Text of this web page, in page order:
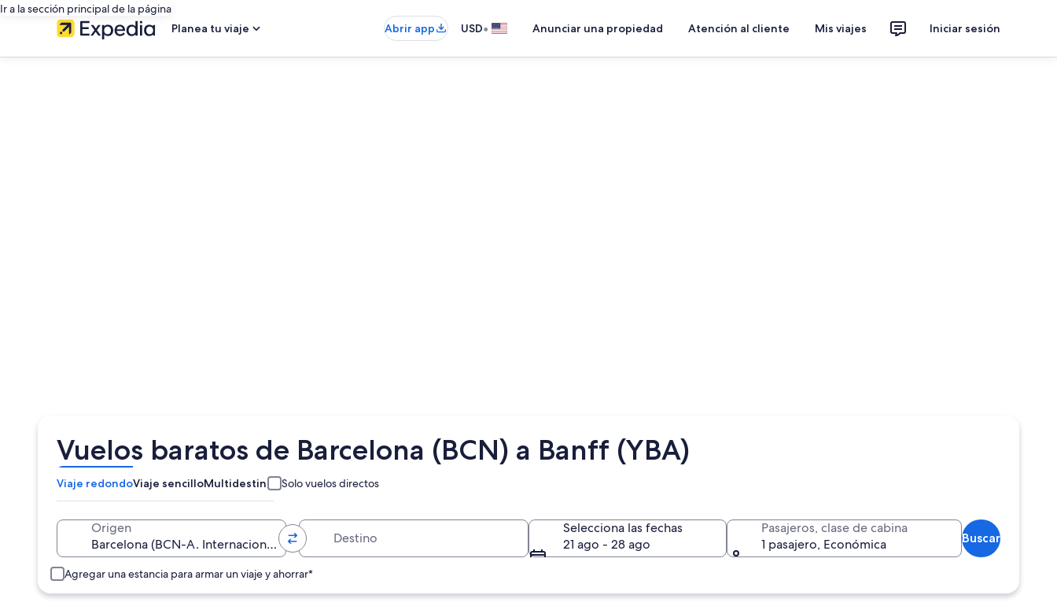
Ir a la sección principal de la página
Planea tu viaje
Abrir app USD• Anunciar una propiedad Atención al cliente Mis viajes Iniciar sesión
Vuelos baratos de Barcelona (BCN) a Banff (YBA)
Viaje redondoViaje sencilloMultidestino Solo vuelos directos
Origen
Selecciona las fechas
21 ago - 28 ago
Pasajeros, clase de cabina
1 pasajero, Económica
Buscar
Agregar una estancia para armar un viaje y ahorrar*